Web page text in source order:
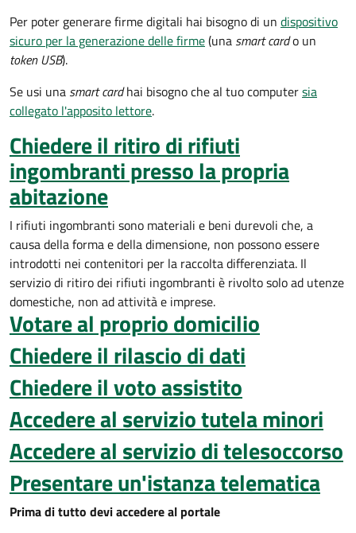
Per poter generare firme digitali hai bisogno di un dispositivo
sicuro per la generazione delle firme(una smart cardo un
token USB).
Se usi una smart cardhai bisogno che al tuo computersia
collegato l'apposito lettore.
Chiedere il ritiro di rifiuti
ingombranti presso la propria
abitazione
I rifiuti ingombranti sono materiali e beni durevoli che, a
causa della forma e della dimensione, non possono essere
introdotti nei contenitori per la raccolta differenziata. Il
servizio di ritiro dei rifiuti ingombranti è rivolto solo ad utenze
domestiche, non ad attività e imprese.
Votare al proprio domicilio
Chiedere il rilascio di dati
Chiedere il voto assistito
Accedere al servizio tutela minori
Accedere al servizio di telesoccorso
Presentare un'istanza telematica
Prima di tutto devi accedere al portale